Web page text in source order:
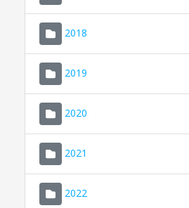
2018
2019
2020
2021
2022